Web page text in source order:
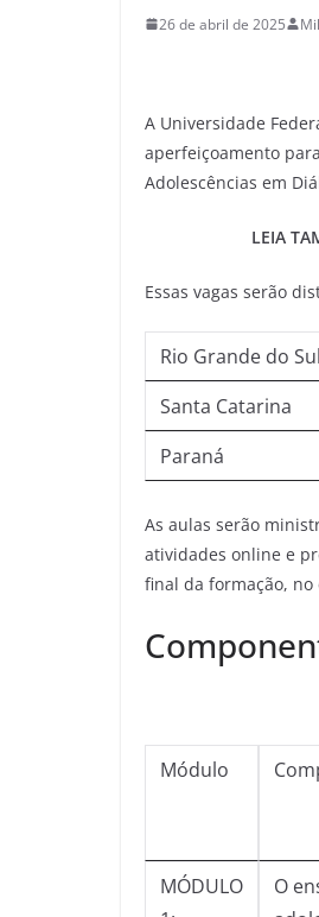
26 de abril de 2025
A Universidade
aperfeiçoamento
Adolescências em
LEIA
Essas vagas serão
Rio Grande do Sul
Santa Catarina
Paraná
As aulas serão
atividades online e
final da formação,
Módulo
MÓDULO
O